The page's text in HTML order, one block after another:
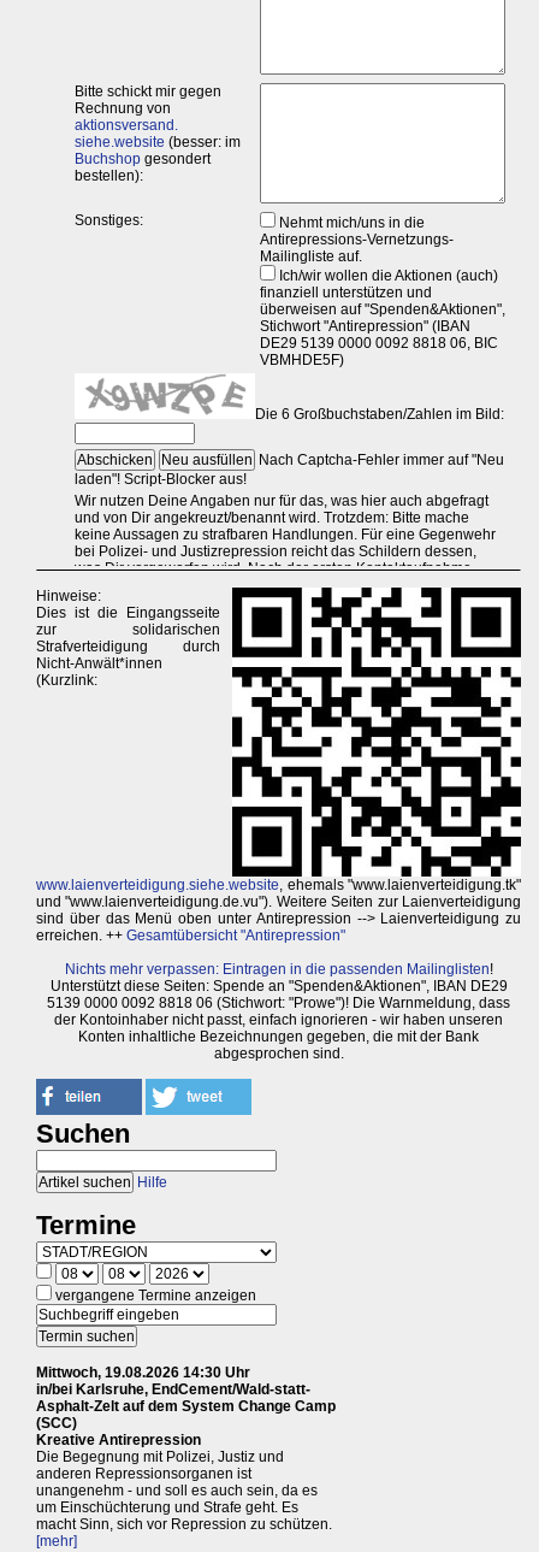
Hinweise:
Dies ist die Eingangsseite
zur solidarischen
Strafverteidigung durch
Nicht-Anwält*innen
(Kurzlink:
www.laienverteidigung.siehe.website, ehemals "www.laienverteidigung.tk"
und "www.laienverteidigung.de.vu"). Weitere Seiten zur Laienverteidigung
sind über das Menü oben unter Antirepression --> Laienverteidigung zu
erreichen. ++ Gesamtübersicht "Antirepression"
Nichts mehr verpassen: Eintragen in die passenden Mailinglisten!
Unterstützt diese Seiten: Spende an "Spenden&Aktionen", IBAN DE29
5139 0000 0092 8818 06 (Stichwort: "Prowe")! Die Warnmeldung, dass
der Kontoinhaber nicht passt, einfach ignorieren - wir haben unseren
Konten inhaltliche Bezeichnungen gegeben, die mit der Bank
abgesprochen sind.
Suchen
Hilfe
Termine
vergangene Termine anzeigen
Mittwoch, 19.08.2026 14:30 Uhr
in/bei Karlsruhe, EndCement/Wald-statt-
Asphalt-Zelt auf dem System Change Camp
(SCC)
Kreative Antirepression
Die Begegnung mit Polizei, Justiz und
anderen Repressionsorganen ist
unangenehm - und soll es auch sein, da es
um Einschüchterung und Strafe geht. Es
macht Sinn, sich vor Repression zu schützen.
[mehr]